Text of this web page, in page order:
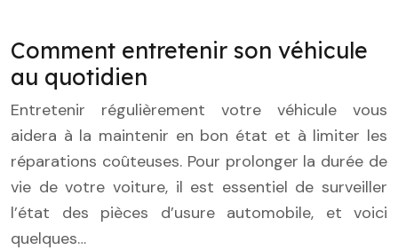
Comment entretenir son véhicule
au quotidien
Entretenir régulièrement votre véhicule vous
aidera à la maintenir en bon état et à limiter les
réparations coûteuses. Pour prolonger la durée de
vie de votre voiture, il est essentiel de surveiller
l’état des pièces d’usure automobile, et voici
quelques…